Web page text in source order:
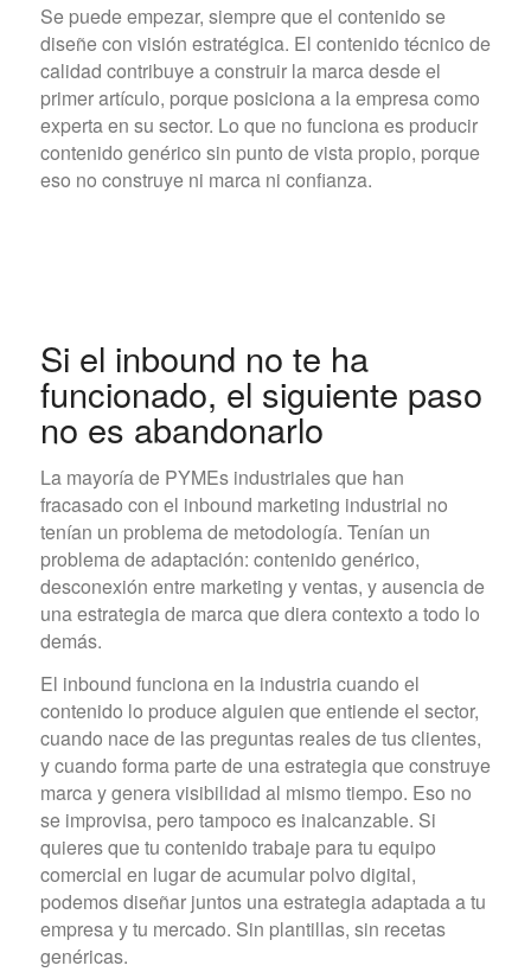
Se puede empezar, siempre que el contenido se
diseñe con visión estratégica. El contenido técnico de
calidad contribuye a construir la marca desde el
primer artículo, porque posiciona a la empresa como
experta en su sector. Lo que no funciona es producir
contenido genérico sin punto de vista propio, porque
eso no construye ni marca ni confianza.
Si el inbound no te ha
funcionado, el siguiente paso
no es abandonarlo
La mayoría de PYMEs industriales que han
fracasado con el inbound marketing industrial no
tenían un problema de metodología. Tenían un
problema de adaptación: contenido genérico,
desconexión entre marketing y ventas, y ausencia de
una estrategia de marca que diera contexto a todo lo
demás.
El inbound funciona en la industria cuando el
contenido lo produce alguien que entiende el sector,
cuando nace de las preguntas reales de tus clientes,
y cuando forma parte de una estrategia que construye
marca y genera visibilidad al mismo tiempo. Eso no
se improvisa, pero tampoco es inalcanzable. Si
quieres que tu contenido trabaje para tu equipo
comercial en lugar de acumular polvo digital,
podemos diseñar juntos una estrategia adaptada a tu
empresa y tu mercado. Sin plantillas, sin recetas
genéricas.